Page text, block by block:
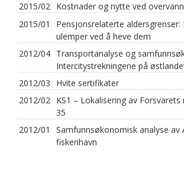
2015/02 Kostnader og nytte ved
2015/01
Pensjonsrelaterte aldersgrenser:
ulemper ved å heve dem
2012/04 Transportanalyse og
Intercitystrekningene på
2012/03
Hvite sertifikater
2012/02 KS1 – Lokalisering av Forsvarets
35
2012/01
Samfunnsøkonomisk analyse av
fiskerihavn